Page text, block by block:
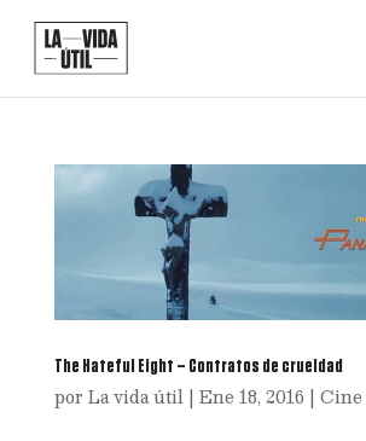
The Hateful Eight – Contratos de crueldad
por La vida útil| Ene 18, 2016 |